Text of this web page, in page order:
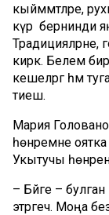
кыйммәтләре,
күрә бернинди
Традицияләрне,
кирәк. Белем
кешеләргә һәм
тиеш.
Мария
һөнәремне
Укытучы
– Бәйге –
этәргеч. Моңа